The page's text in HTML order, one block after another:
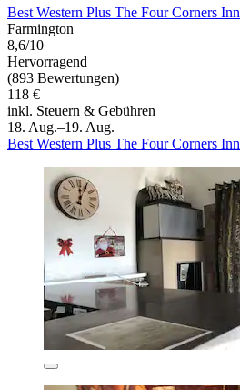
Best Western Plus The Four Corners Inn
Farmington
8,6/10
Hervorragend
(893 Bewertungen)
118 €
inkl. Steuern & Gebühren
18. Aug.–19. Aug.
Best Western Plus The Four Corners Inn